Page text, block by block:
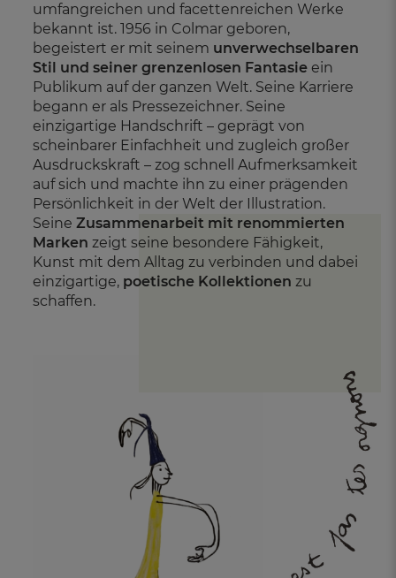
umfangreichen und facettenreichen Werke
bekannt ist. 1956 in Colmar geboren,
begeistert er mit seinem unverwechselbaren
Stil und seiner grenzenlosen Fantasie ein
Publikum auf der ganzen Welt. Seine Karriere
begann er als Pressezeichner. Seine
einzigartige Handschrift – geprägt von
scheinbarer Einfachheit und zugleich großer
Ausdruckskraft – zog schnell Aufmerksamkeit
auf sich und machte ihn zu einer prägenden
Persönlichkeit in der Welt der Illustration.
Seine Zusammenarbeit mit renommierten
Marken zeigt seine besondere Fähigkeit,
Kunst mit dem Alltag zu verbinden und dabei
einzigartige, poetische Kollektionen zu
schaffen.